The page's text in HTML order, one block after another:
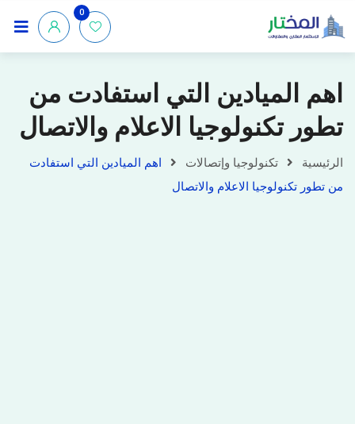
0
اهم الميادين التي استفادت من
تطور تكنولوجيا الاعلام والاتصال
الرئيسية تكنولوجيا وإتصالات
اهم الميادين التي استفادت
من تطور تكنولوجيا الاعلام والاتصال